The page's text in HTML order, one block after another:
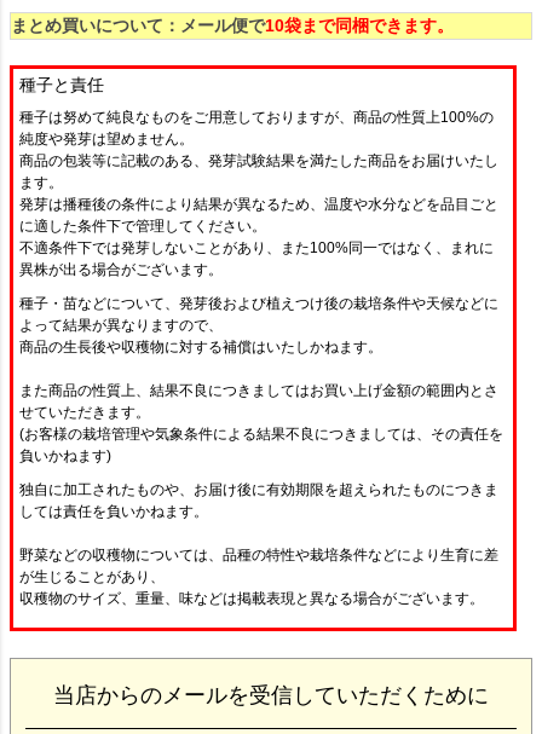
まとめ買いについて：メール便で10袋まで同梱できます。
種子と責任
種子は努めて純良なものをご用意しておりますが、商品の性質上100%の
純度や発芽は望めません。
商品の包装等に記載のある、発芽試験結果を満たした商品をお届けいたし
ます。
発芽は播種後の条件により結果が異なるため、温度や水分などを品目ごと
に適した条件下で管理してください。
不適条件下では発芽しないことがあり、また100%同一ではなく、まれに
異株が出る場合がございます。
種子・苗などについて、発芽後および植えつけ後の栽培条件や天候などに
よって結果が異なりますので、
商品の生長後や収穫物に対する補償はいたしかねます。
また商品の性質上、結果不良につきましてはお買い上げ金額の範囲内とさ
せていただきます。
(お客様の栽培管理や気象条件による結果不良につきましては、その責任を
負いかねます)
独自に加工されたものや、お届け後に有効期限を超えられたものにつきま
しては責任を負いかねます。
野菜などの収穫物については、品種の特性や栽培条件などにより生育に差
が生じることがあり、
収穫物のサイズ、重量、味などは掲載表現と異なる場合がございます。
当店からのメールを受信していただくために